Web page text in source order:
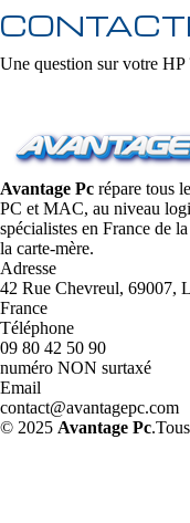
Une question sur votre HP
Avantage Pc répare tous
PC et MAC, au niveau
spécialistes en France de
la carte-mère.
Adresse
42 Rue Chevreul, 69007,
France
Téléphone
09 80 42 50 90
numéro NON surtaxé
Email
contact@avantagepc.com
© 2025 Avantage Pc